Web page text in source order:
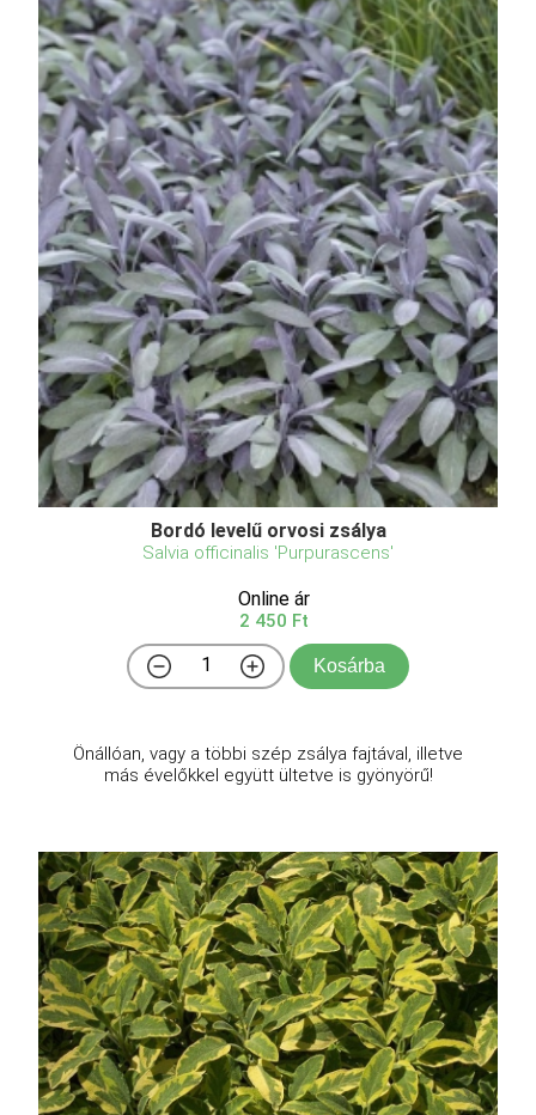
Bordó levelű orvosi zsálya
Salvia officinalis 'Purpurascens'
Online ár
2 450 Ft
Kosárba
Önállóan, vagy a többi szép zsálya fajtával, illetve
más évelőkkel együtt ültetve is gyönyörű!